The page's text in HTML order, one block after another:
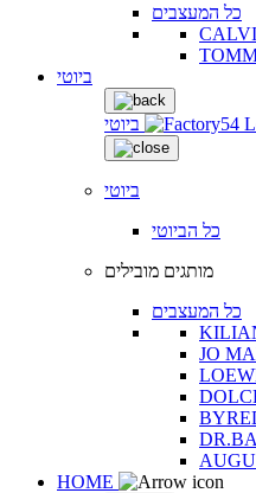
כל המעצבים
ביוטי
ביוטי
ביוטי
כל הביוטי
מותגים מובילים
כל המעצבים
JO
HOME